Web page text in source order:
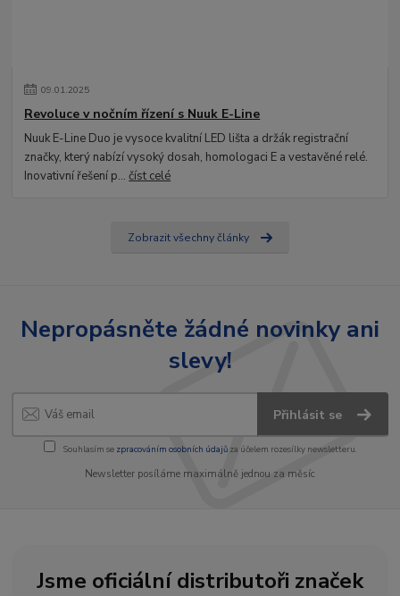
09.01.2025
Revoluce v nočním řízení s Nuuk E-Line
Nuuk E-Line Duo je vysoce kvalitní LED lišta a držák registrační
značky, který nabízí vysoký dosah, homologaci E a vestavěné relé.
Inovativní řešení p...číst celé
Zobrazit všechny články
Nepropásněte žádné novinky ani
slevy!
Přihlásit se
Souhlasím se zpracováním osobních údajůza účelem rozesílky newsletteru.
Newsletter posíláme maximálně jednou za měsíc
Jsme oficiální distributoři značek